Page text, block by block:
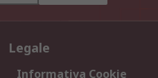
Legale
Informativa Cookie